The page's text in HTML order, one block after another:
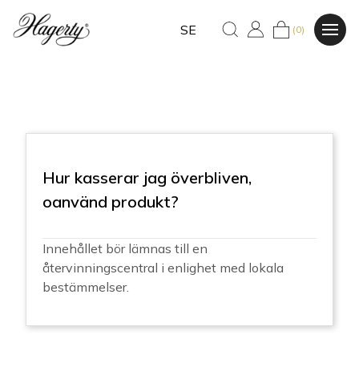
SE (0)
Hur kasserar jag överbliven,
oanvänd produkt?
Innehållet bör lämnas till en
återvinningscentral i enlighet med lokala
bestämmelser.